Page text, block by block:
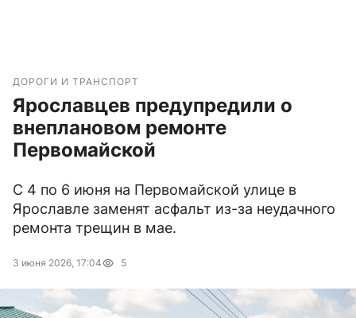
ДОРОГИ И ТРАНСПОРТ
Ярославцев предупредили о
внеплановом ремонте
Первомайской
С 4 по 6 июня на Первомайской улице в
Ярославле заменят асфальт из-за неудачного
ремонта трещин в мае.
3 июня 2026, 17:04 5